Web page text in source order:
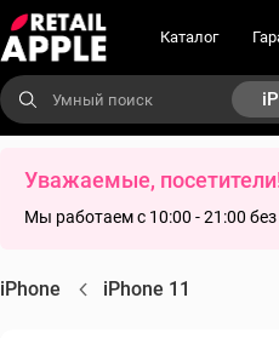
Каталог
Уважаемые,
Мы работаем с 10:00 - 21:00
iPhone iPhone 11